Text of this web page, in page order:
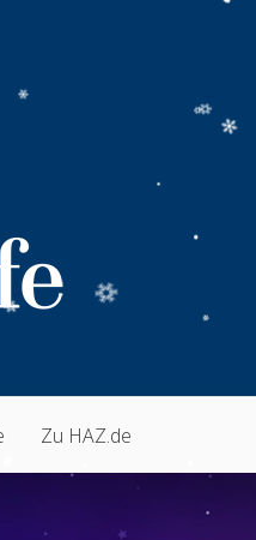
Zu HAZ.de